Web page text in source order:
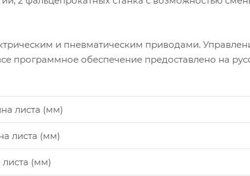
и пневматическим приводами.
программное обеспечение предоставлено на
листа (мм)
листа (мм)
(мм)